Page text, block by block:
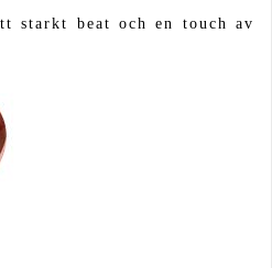
starkt beat och en touch av